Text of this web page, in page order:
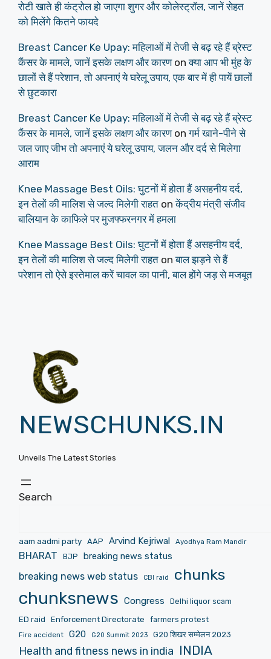
रोटी खाते ही कंट्रोल हो जाएगा शुगर और कोलेस्ट्रॉल, जानें सेहत
को मिलेंगे कितने फायदे
Breast Cancer Ke Upay: महिलाओं में तेजी से बढ़ रहे हैं ब्रेस्ट
कैंसर के मामले, जानें इसके लक्षण और कारणonक्या आप भी मुंह के
छालों से हैं परेशान, तो अपनाएं ये घरेलू उपाय, एक बार में ही पायें छालों
से छुटकारा
Breast Cancer Ke Upay: महिलाओं में तेजी से बढ़ रहे हैं ब्रेस्ट
कैंसर के मामले, जानें इसके लक्षण और कारणonगर्म खाने-पीने से
जल जाए जीभ तो अपनाएं ये घरेलू उपाय, जलन और दर्द से मिलेगा
आराम
Knee Massage Best Oils: घुटनों में होता हैं असहनीय दर्द,
इन तेलों की मालिश से जल्द मिलेगी राहत onकेंद्रीय मंत्री संजीव
बालियान के काफिले पर मुजफ्फरनगर में हमला
Knee Massage Best Oils: घुटनों में होता हैं असहनीय दर्द,
इन तेलों की मालिश से जल्द मिलेगी राहत onबाल झड़ने से हैं
परेशान तो ऐसे इस्तेमाल करें चावल का पानी, बाल होंगे जड़ से मजबूत
NEWSCHUNKS.IN
Unveils The Latest Stories
Search
aam aadmi party AAP Arvind Kejriwal Ayodhya Ram Mandir
BHARAT BJP breaking news status
breaking news web status CBI raid chunks
chunksnews Congress
Delhi liquor scam
ED raid
Enforcement Directorate farmers protest
Fire accident G20 G20 Summit 2023 G20 शिखर सम्मेलन 2023
Health and fitness news in india
INDIA